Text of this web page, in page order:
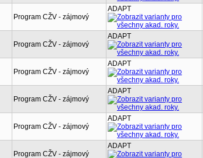
Program CŽV - zájmový
ADAPT
Program CŽV - zájmový
ADAPT
Program CŽV - zájmový
ADAPT
Program CŽV - zájmový
ADAPT
Program CŽV - zájmový
ADAPT
Program CŽV - zájmový
ADAPT